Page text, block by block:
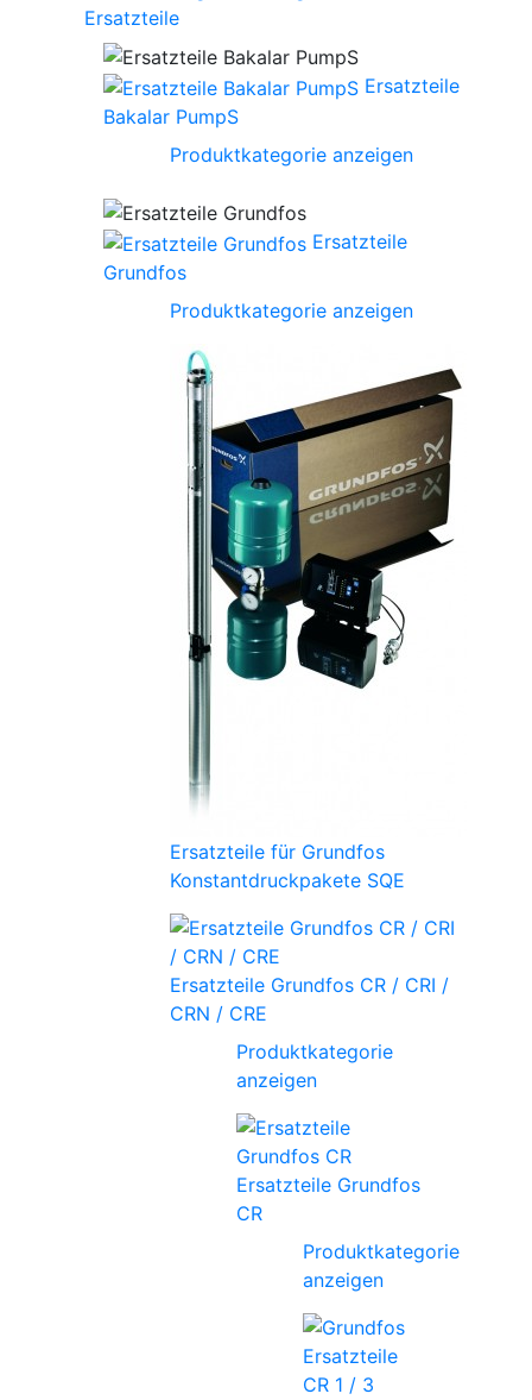
Ersatzteile
Ersatzteile
Bakalar PumpS
Produktkategorie anzeigen
Ersatzteile
Grundfos
Produktkategorie anzeigen
Ersatzteile für Grundfos
Konstantdruckpakete SQE
Ersatzteile Grundfos CR / CRI /
CRN / CRE
Produktkategorie
anzeigen
Ersatzteile Grundfos
CR
Produktkategorie
anzeigen